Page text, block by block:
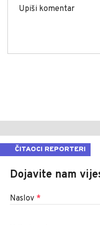
ČITAOCI REPORTERI
Dojavite nam
Naslov *